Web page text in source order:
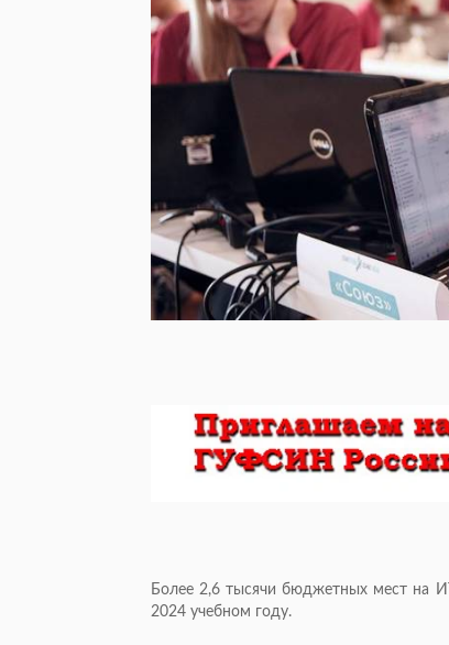
Более 2,6 тысячи бюджетных мест на
2024 учебном году.